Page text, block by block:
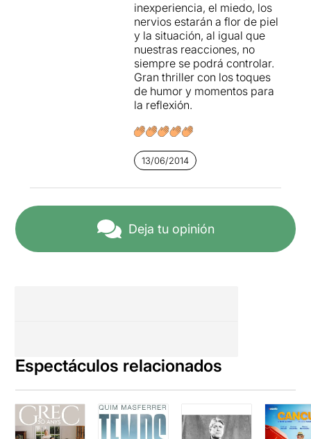
inexperiencia, el miedo, los
nervios estarán a flor de piel
y la situación, al igual que
nuestras reacciones, no
siempre se podrá controlar.
Gran thriller con los toques
de humor y momentos para
la reflexión.
13/06/2014
Deja tu opinión
Espectáculos relacionados